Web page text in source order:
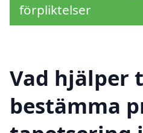
förpliktelser
Vad hjälper
bestämma